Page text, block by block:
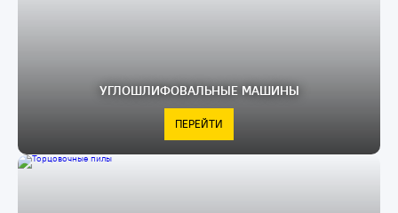
УГЛОШЛИФОВАЛЬНЫЕ МАШИНЫ
ПЕРЕЙТИ